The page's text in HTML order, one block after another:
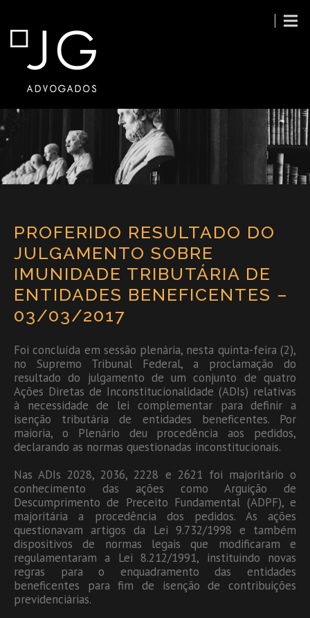
PROFERIDO RESULTADO DO
JULGAMENTO SOBRE
IMUNIDADE TRIBUTÁRIA DE
ENTIDADES BENEFICENTES –
03/03/2017
Foi concluída em sessão plenária, nesta quinta-feira (2),
no Supremo Tribunal Federal, a proclamação do
resultado do julgamento de um conjunto de quatro
Ações Diretas de Inconstitucionalidade (ADIs) relativas
à necessidade de lei complementar para definir a
isenção tributária de entidades beneficentes. Por
maioria, o Plenário deu procedência aos pedidos,
declarando as normas questionadas inconstitucionais.
Nas ADIs 2028, 2036, 2228 e 2621 foi majoritário o
conhecimento das ações como Arguição de
Descumprimento de Preceito Fundamental (ADPF), e
majoritária a procedência dos pedidos. As ações
questionavam artigos da Lei 9.732/1998 e também
dispositivos de normas legais que modificaram e
regulamentaram a Lei 8.212/1991, instituindo novas
regras para o enquadramento das entidades
beneficentes para fim de isenção de contribuições
previdenciárias.